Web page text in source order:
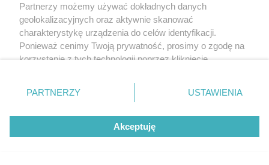
Partnerzy możemy używać dokładnych danych
geolokalizacyjnych oraz aktywnie skanować
charakterystykę urządzenia do celów identyfikacji.
Ponieważ cenimy Twoją prywatność, prosimy o zgodę na
korzystanie z tych technologii poprzez kliknięcie
zmienić/wycofać klikając przycisk ustawień prywatności
znajdujący się w lewym dolnym rogu strony
rodzaje przetwarzania danych nie wymagają zgody
użytkownika, ale masz prawo sprzeciwić się takiemu
przetwarzaniu. Preferencje będą miały zastosowanie tylko
PARTNERZY USTAWIENIA
Akceptuję